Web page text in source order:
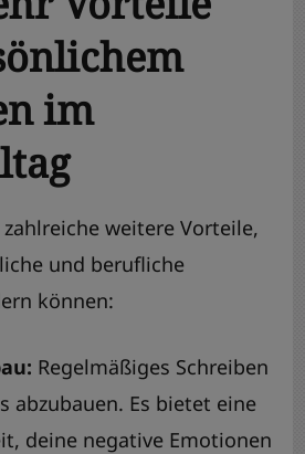
im
weitere Vorteile,
und berufliche
können:
Regelmäßiges Schreiben
abzubauen. Es bietet eine
deine negative Emotionen